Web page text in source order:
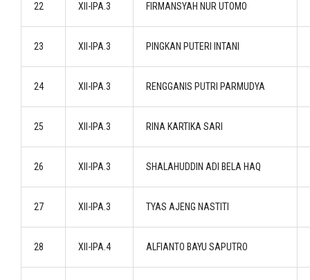
22 XII-IPA.3 FIRMANSYAH NUR UTOMO
23 XII-IPA.3 PINGKAN PUTERI INTANI
24 XII-IPA.3 RENGGANIS PUTRI PARMUDYA
25 XII-IPA.3 RINA KARTIKA SARI
26 XII-IPA.3 SHALAHUDDIN ADI BELA HAQ
27 XII-IPA.3 TYAS AJENG NASTITI
28 XII-IPA.4 ALFIANTO BAYU SAPUTRO